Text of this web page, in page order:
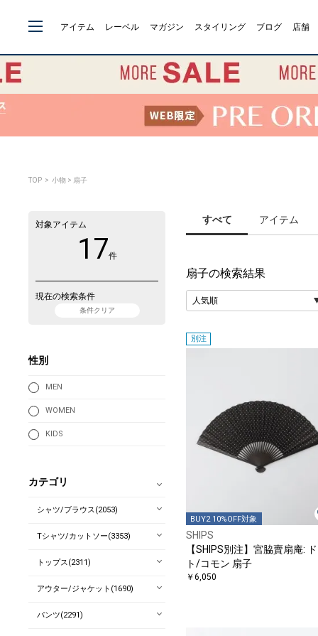
アイテム レーベル マガジン スタイリング ブログ 店舗
TOP > 小物 > 扇子
すべて アイテム
扇子の検索結果
別注
BUY2 10%OFF対象
SHIPS
【SHIPS別注】宮脇賣扇庵:
ト/コモン 扇子
￥6,050
対象アイテム
17件
現在の検索条件
条件クリア
性別
MEN
WOMEN
KIDS
カテゴリ
シャツ/ブラウス(2053)
Tシャツ/カットソー(3353)
トップス(2311)
アウター/ジャケット(1690)
パンツ(2291)